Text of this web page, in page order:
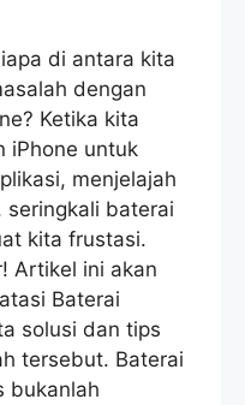
di antara kita
dengan
Ketika kita
iPhone untuk
menjelajah
baterai
kita frustasi.
Artikel ini akan
Baterai
solusi dan tips
tersebut. Baterai
bukanlah